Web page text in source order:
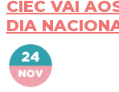
CIEC VAI
DIA